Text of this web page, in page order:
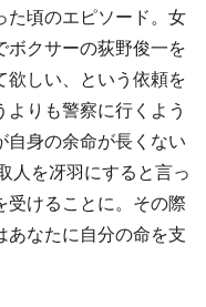
た頃のエピソード。女
ボクサーの荻野俊一を
しい、という依頼を
りも警察に行くよう
身の余命が長くない
人を冴羽にすると言っ
受けることに。その際
なたに自分の命を支